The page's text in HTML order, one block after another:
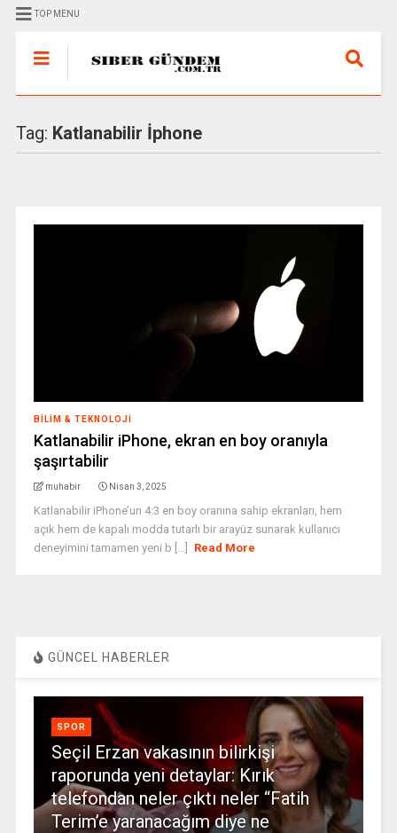
TOP MENU
Tag: Katlanabilir İphone
BILIM & TEKNOLOJI
Katlanabilir iPhone, ekran en boy oranıyla
şaşırtabilir
muhabir Nisan 3, 2025
Katlanabilir iPhone’un 4:3 en boy oranına sahip ekranları, hem
açık hem de kapalı modda tutarlı bir arayüz sunarak kullanıcı
deneyimini tamamen yeni b [...]
Read More
GÜNCEL HABERLER
SPOR
Seçil Erzan vakasının bilirkişi
raporunda yeni detaylar: Kırık
telefondan neler çıktı neler “Fatih
Terim’e yaranacağım diye ne